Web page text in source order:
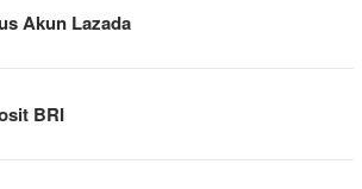
Akun Lazada
BRI